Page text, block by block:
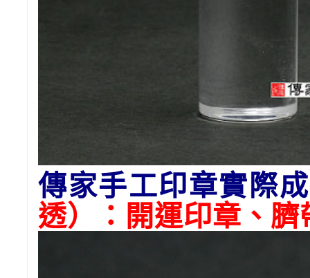
傳家手工印章實際
透）：開運印章、